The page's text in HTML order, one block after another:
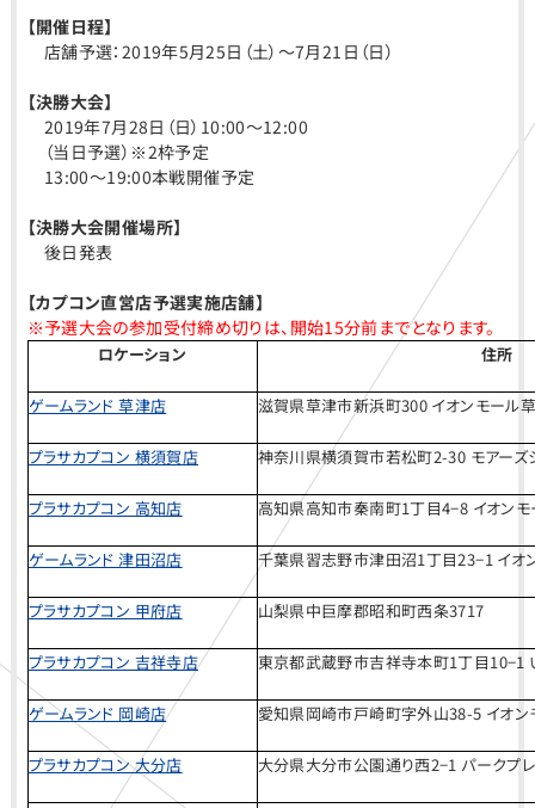
【開催日程】
店舗予選：2019年5月25日（土）〜7月21日（日）
【決勝大会】
2019年7月28日（日）10:00〜12:00
（当日予選）※2枠予定
13:00〜19:00本戦開催予定
【決勝大会開催場所】
後日発表
【カプコン直営店予選実施店舗】
※予選大会の参加受付締め切りは、開始15分前までとなります。
ロケーション 住所
ゲームランド 草津店 滋賀県草津市新浜町300 イオンモール
プラサカプコン 横須賀店 神奈川県横須賀市若松町2-30 モアーズ
プラサカプコン 高知店 高知県高知市秦南町1丁目4−8 イオン
ゲームランド 津田沼店 千葉県習志野市津田沼1丁目23−1 イオ
プラサカプコン 甲府店 山梨県中巨摩郡昭和町西条3717
プラサカプコン 吉祥寺店 東京都武蔵野市吉祥寺本町1丁目10−1
ゲームランド 岡崎店 愛知県岡崎市戸崎町字外山38-5 イオン
プラサカプコン 大分店 大分県大分市公園通り西2−1 パークプ